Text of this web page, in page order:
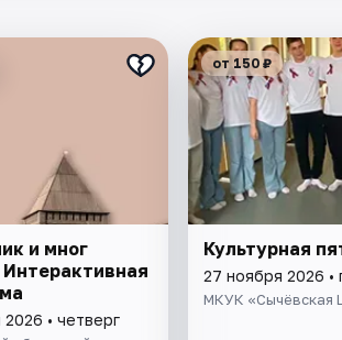
и мног
• четверг
от 150 ₽
Культурная
27 ноября 2026 •
МКУК «Сычёвская